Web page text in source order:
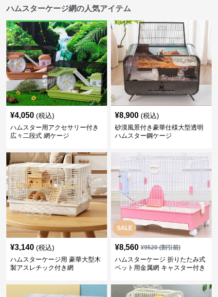
ハムスターケージ網の人気アイテム
¥4,050 (税込)
ハムスター用アクセサリー付き
広々二段式 網ケージ
¥8,900 (税込)
砂漠風景付き豪華仕様大型透明
ハムスター鋼ケージ
¥3,140 (税込)
ハムスターケージ用 豪華大型木
製アスレチック付き網
SALE
¥8,560 ¥9520(割引前)
ハムスターケージ 折りたたみ式
ペット用金属網 キャスター付き